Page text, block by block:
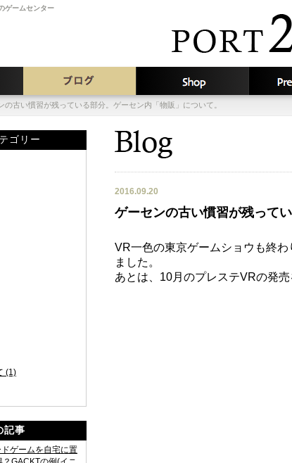
ゲームセンター
の古い慣習が残っている部分。ゲーセン内「物販」について。
2016.09.20
ゲーセンの古い慣習が残って
VR一色の東京ゲームショウも終
ました。
あとは、10月のプレステVRの発売
ゴリー
(1)
記事
ゲームを自宅に置